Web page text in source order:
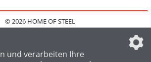
© 2026 HOME OF STEEL
IMPRESSUM
DATENSCHUTZEINSTELLUNGEN
und verarbeiten Ihre